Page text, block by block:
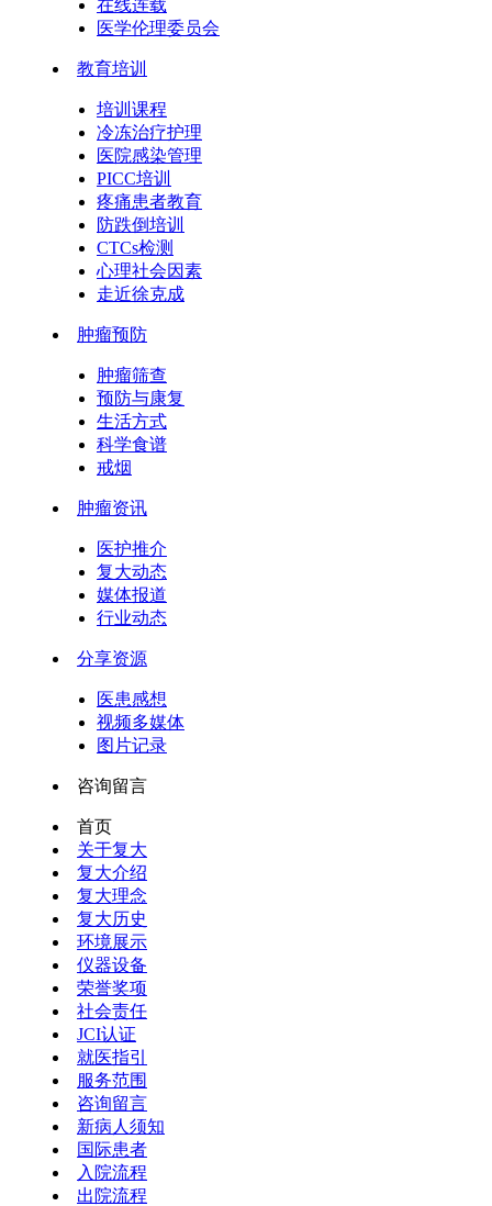
在线连载
医学伦理委员会
教育培训
培训课程
冷冻治疗护理
医院感染管理
PICC培训
疼痛患者教育
防跌倒培训
CTCs检测
心理社会因素
走近徐克成
肿瘤预防
肿瘤筛查
预防与康复
生活方式
科学食谱
戒烟
肿瘤资讯
医护推介
复大动态
媒体报道
行业动态
分享资源
医患感想
视频多媒体
图片记录
咨询留言
首页
关于复大
复大介绍
复大理念
复大历史
环境展示
仪器设备
荣誉奖项
社会责任
JCI认证
就医指引
服务范围
咨询留言
新病人须知
国际患者
入院流程
出院流程